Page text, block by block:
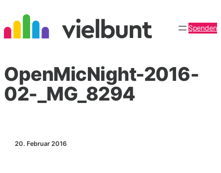
Inhalt
springen
Spenden
OpenMicNight-2016-
02-_MG_8294
20. Februar 2016